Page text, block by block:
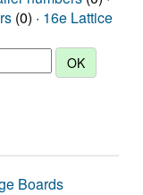
(0) · 16e Lattice
Boards